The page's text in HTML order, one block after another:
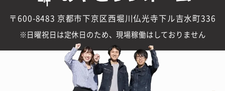
〒600-8483 京都市下京区西堀川仏光寺下ル吉水町336
日曜祝日は定休日のため、現場稼働はしておりません